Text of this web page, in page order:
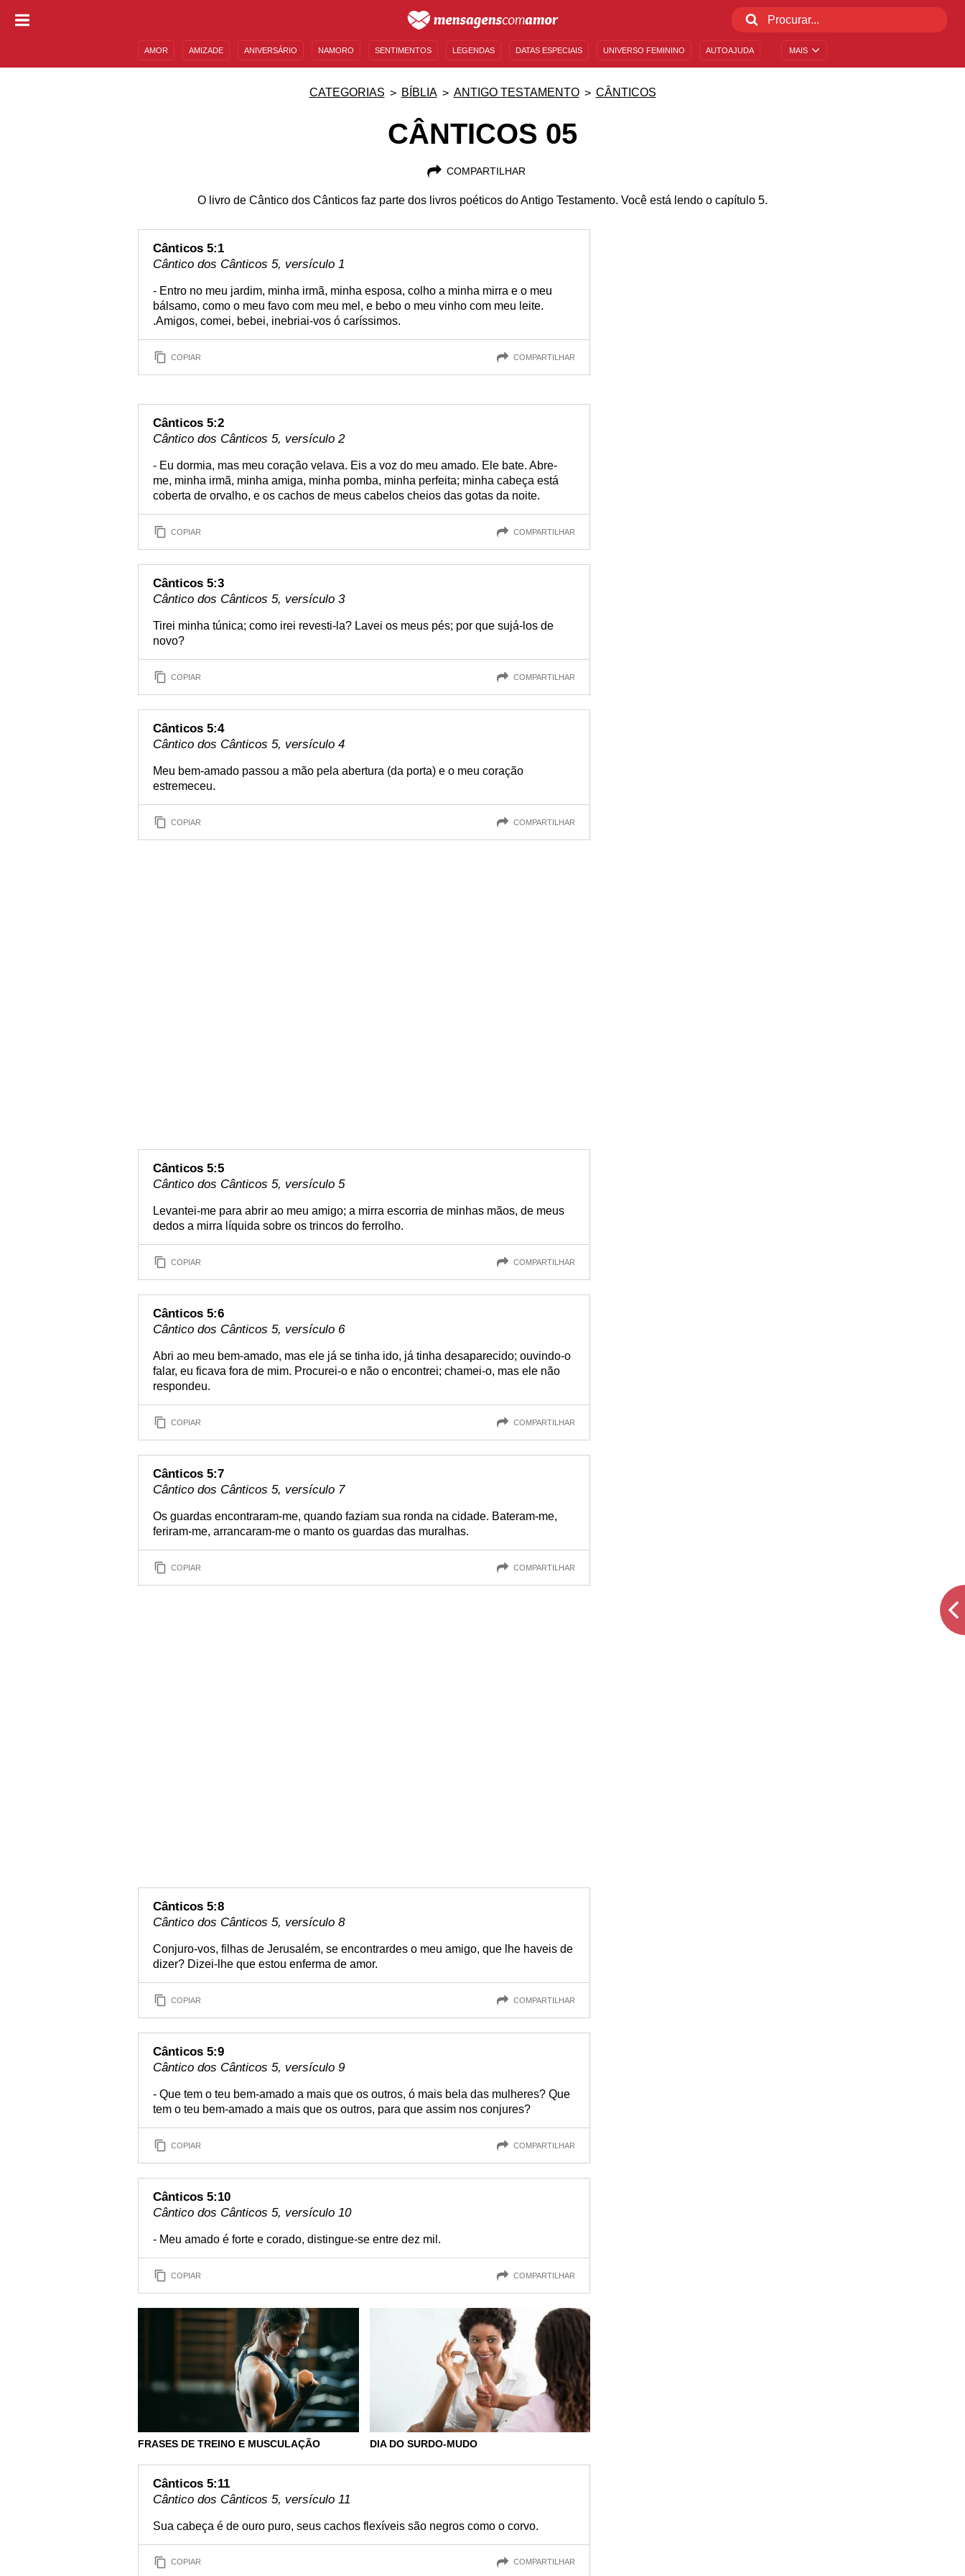
MAIS
AMOR AMIZADE ANIVERSÁRIO NAMORO SENTIMENTOS LEGENDAS DATAS ESPECIAIS UNIVERSO FEMININO AUTOAJUDA
CATEGORIAS BÍBLIA ANTIGO TESTAMENTO CÂNTICOS
CÂNTICOS 05
COMPARTILHAR
O livro de Cântico dos Cânticos faz parte dos livros poéticos do Antigo Testamento. Você está lendo o capítulo 5.
Cânticos 5:1
Cântico dos Cânticos 5, versículo 1
- Entro no meu jardim, minha irmã, minha esposa, colho a minha mirra e o meu
bálsamo, como o meu favo com meu mel, e bebo o meu vinho com meu leite.
.Amigos, comei, bebei, inebriai-vos ó caríssimos.
COPIAR COMPARTILHAR
Cânticos 5:2
Cântico dos Cânticos 5, versículo 2
- Eu dormia, mas meu coração velava. Eis a voz do meu amado. Ele bate. Abre-
me, minha irmã, minha amiga, minha pomba, minha perfeita; minha cabeça está
coberta de orvalho, e os cachos de meus cabelos cheios das gotas da noite.
COPIAR COMPARTILHAR
Cânticos 5:3
Cântico dos Cânticos 5, versículo 3
Tirei minha túnica; como irei revesti-la? Lavei os meus pés; por que sujá-los de
novo?
COPIAR COMPARTILHAR
Cânticos 5:4
Cântico dos Cânticos 5, versículo 4
Meu bem-amado passou a mão pela abertura (da porta) e o meu coração
estremeceu.
COPIAR COMPARTILHAR
Cânticos 5:5
Cântico dos Cânticos 5, versículo 5
Levantei-me para abrir ao meu amigo; a mirra escorria de minhas mãos, de meus
dedos a mirra líquida sobre os trincos do ferrolho.
COPIAR COMPARTILHAR
Cânticos 5:6
Cântico dos Cânticos 5, versículo 6
Abri ao meu bem-amado, mas ele já se tinha ido, já tinha desaparecido; ouvindo-o
falar, eu ficava fora de mim. Procurei-o e não o encontrei; chamei-o, mas ele não
respondeu.
COPIAR COMPARTILHAR
Cânticos 5:7
Cântico dos Cânticos 5, versículo 7
Os guardas encontraram-me, quando faziam sua ronda na cidade. Bateram-me,
feriram-me, arrancaram-me o manto os guardas das muralhas.
COPIAR COMPARTILHAR
Cânticos 5:8
Cântico dos Cânticos 5, versículo 8
Conjuro-vos, filhas de Jerusalém, se encontrardes o meu amigo, que lhe haveis de
dizer? Dizei-lhe que estou enferma de amor.
COPIAR COMPARTILHAR
Cânticos 5:9
Cântico dos Cânticos 5, versículo 9
- Que tem o teu bem-amado a mais que os outros, ó mais bela das mulheres? Que
tem o teu bem-amado a mais que os outros, para que assim nos conjures?
COPIAR COMPARTILHAR
Cânticos 5:10
Cântico dos Cânticos 5, versículo 10
- Meu amado é forte e corado, distingue-se entre dez mil.
COPIAR COMPARTILHAR
FRASES DE TREINO E MUSCULAÇÃO DIA DO SURDO-MUDO
Cânticos 5:11
Cântico dos Cânticos 5, versículo 11
Sua cabeça é de ouro puro, seus cachos flexíveis são negros como o corvo.
COPIAR COMPARTILHAR